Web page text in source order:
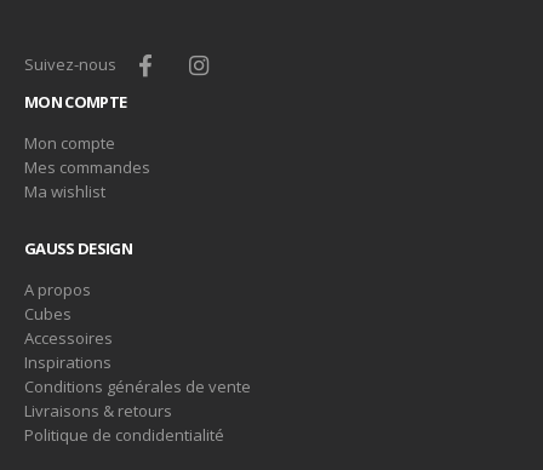
Suivez-nous
MON COMPTE
Mon compte
Mes commandes
Ma wishlist
GAUSS DESIGN
A propos
Cubes
Accessoires
Inspirations
Conditions générales de vente
Livraisons & retours
Politique de condidentialité